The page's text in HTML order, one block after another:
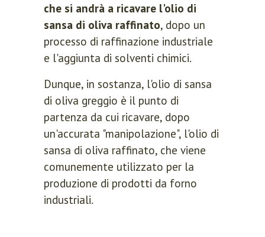
che si andrà a ricavare l'olio di
sansa di oliva raffinato, dopo un
processo di raffinazione industriale
e l'aggiunta di solventi chimici.
Dunque, in sostanza, l'olio di sansa
di oliva greggio è il punto di
partenza da cui ricavare, dopo
un'accurata "manipolazione", l'olio di
sansa di oliva raffinato, che viene
comunemente utilizzato per la
produzione di prodotti da forno
industriali.